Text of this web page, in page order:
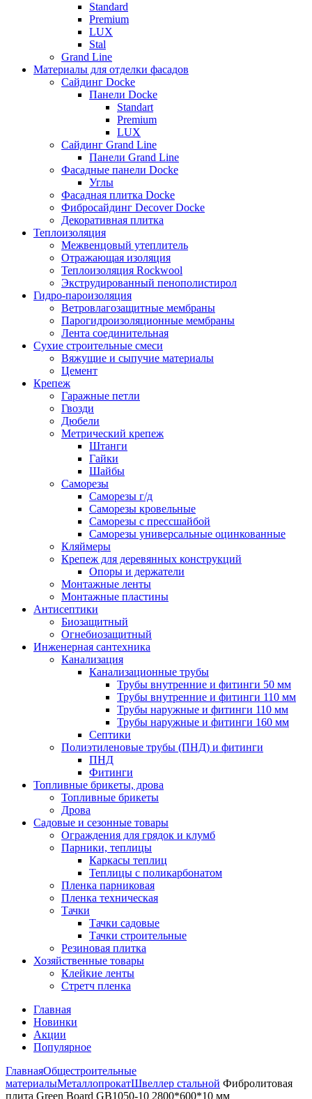
Standard
Premium
LUX
Stal
Grand Line
Материалы для отделки фасадов
Сайдинг Docke
Панели Docke
Standart
Premium
LUX
Сайдинг Grand Line
Панели Grand Line
Фасадные панели Docke
Углы
Фасадная плитка Docke
Фибросайдинг Decover Docke
Декоративная плитка
Теплоизоляция
Межвенцовый утеплитель
Отражающая изоляция
Теплоизоляция Rockwool
Экструдированный пенополистирол
Гидро-пароизоляция
Ветровлагозащитные мембраны
Парогидроизоляционные мембраны
Лента соединительная
Сухие строительные смеси
Вяжущие и сыпучие материалы
Цемент
Крепеж
Гаражные петли
Гвозди
Дюбели
Метрический крепеж
Штанги
Гайки
Шайбы
Саморезы
Саморезы г/д
Саморезы кровельные
Саморезы с прессшайбой
Саморезы универсальные оцинкованные
Кляймеры
Крепеж для деревянных конструкций
Опоры и держатели
Монтажные ленты
Монтажные пластины
Антисептики
Биозащитный
Огнебиозащитный
Инженерная сантехника
Канализация
Канализационные трубы
Трубы внутренние и фитинги 50 мм
Трубы внутренние и фитинги 110 мм
Трубы наружные и фитинги 110 мм
Трубы наружные и фитинги 160 мм
Септики
Полиэтиленовые трубы (ПНД) и фитинги
ПНД
Фитинги
Топливные брикеты, дрова
Топливные брикеты
Дрова
Садовые и сезонные товары
Ограждения для грядок и клумб
Парники, теплицы
Каркасы теплиц
Теплицы с поликарбонатом
Пленка парниковая
Пленка техническая
Тачки
Тачки садовые
Тачки строительные
Резиновая плитка
Хозяйственные товары
Клейкие ленты
Стретч пленка
Главная
Новинки
Акции
Популярное
ГлавнаяОбщестроительные
материалыМеталлопрокатШвеллер стальной Фибролитовая
плита Green Board GB1050-10 2800*600*10 мм